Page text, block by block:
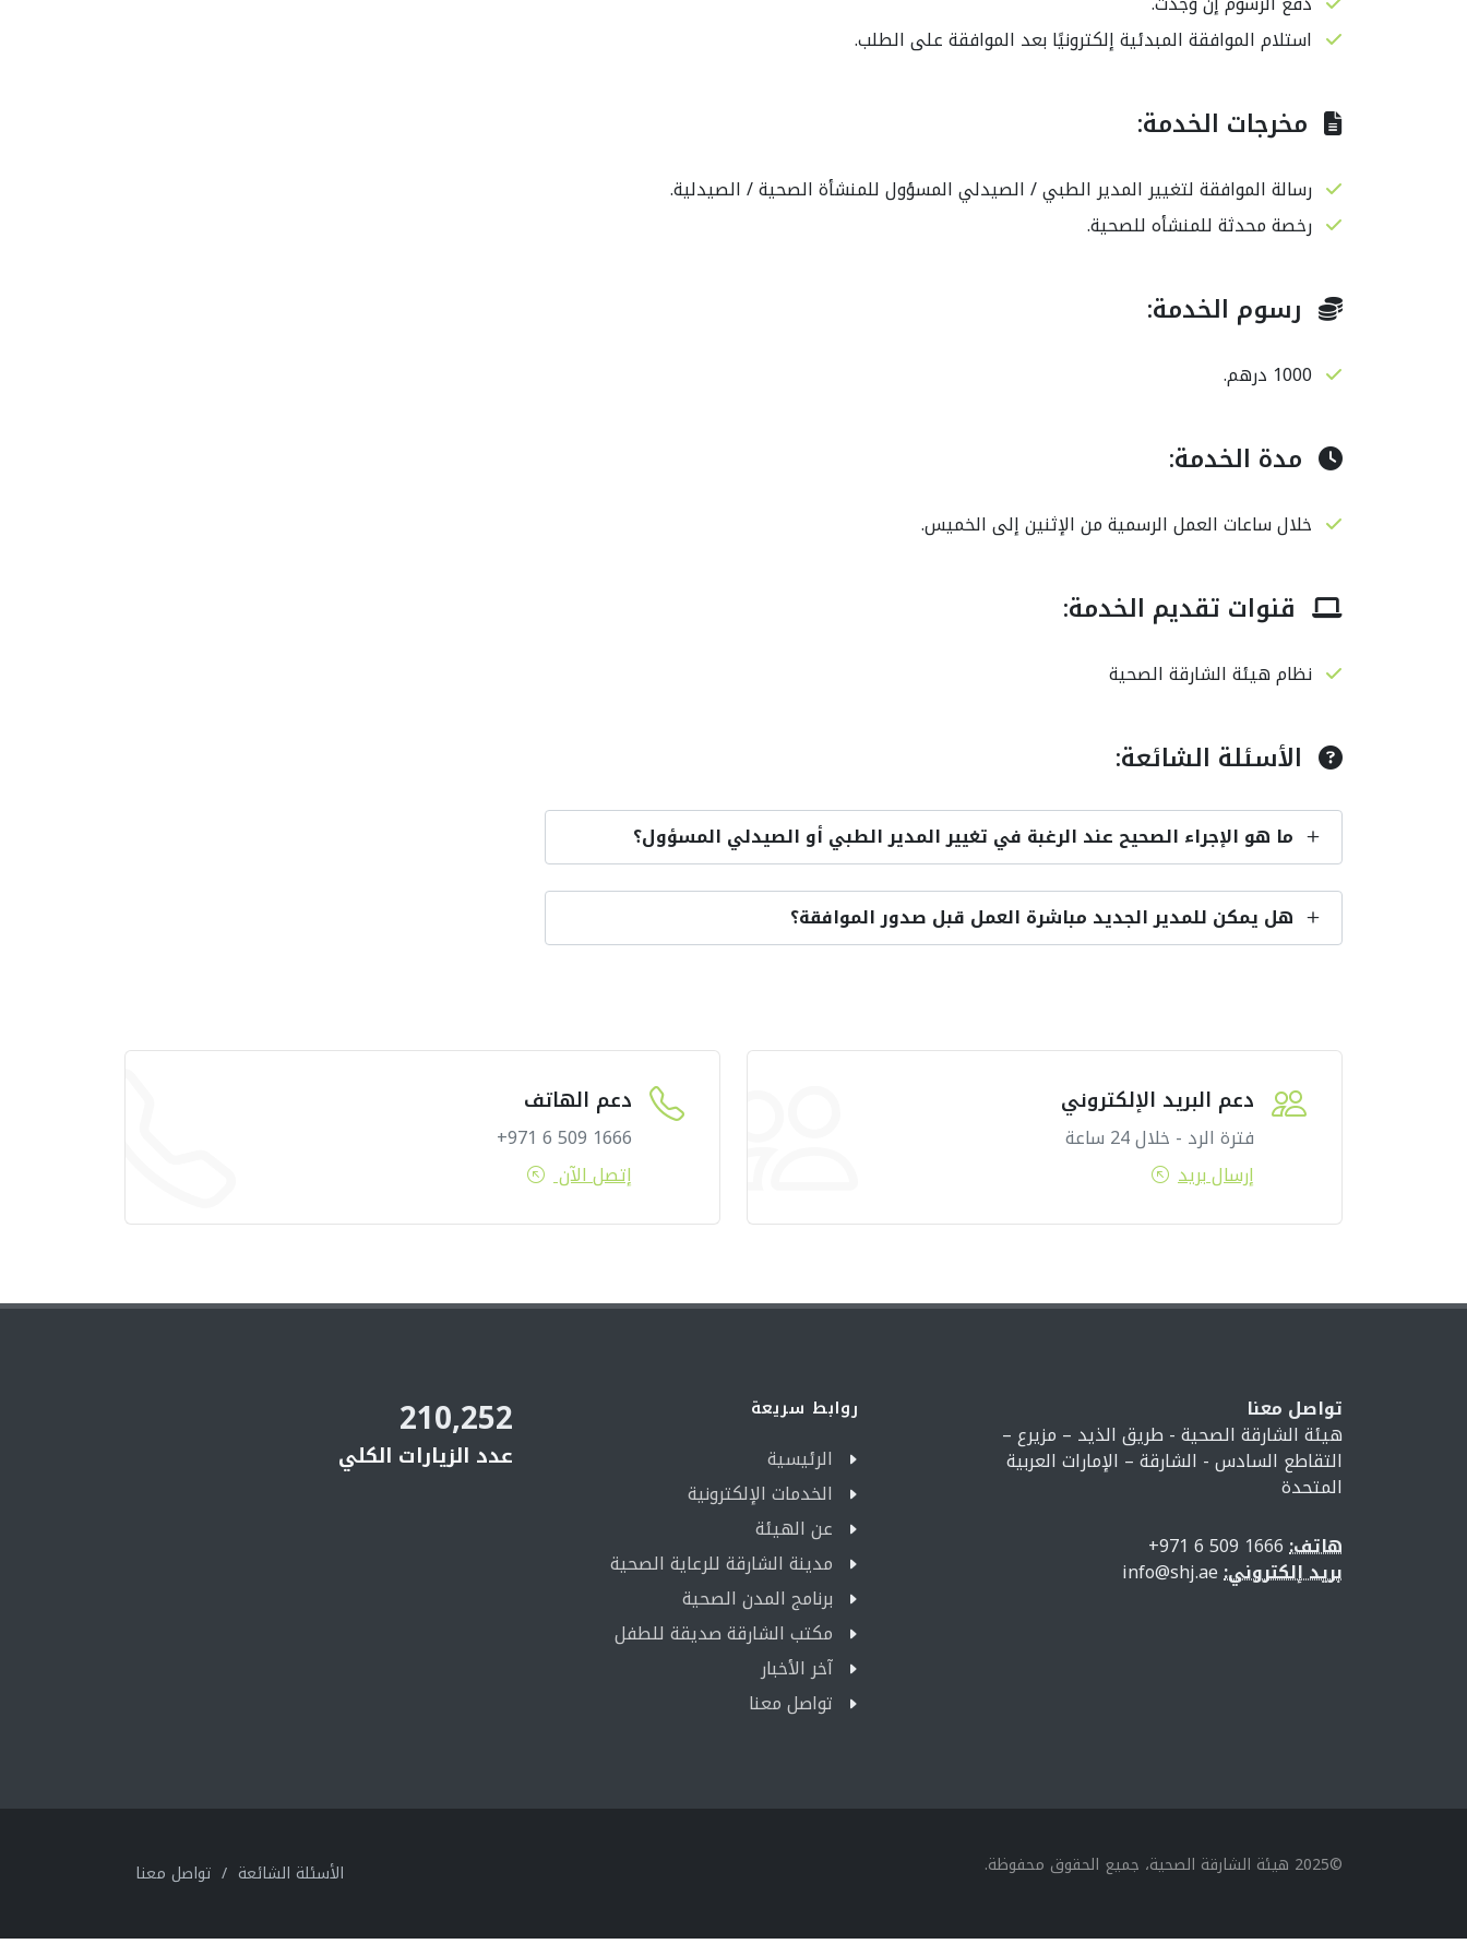
استلام الموافقة المبدئية إلكترونيًا بعد الموافقة على الطلب.
مخرجات الخدمة:
رسالة الموافقة لتغيير المدير الطبي / الصيدلي المسؤول للمنشأة الصحية / الصيدلية.
رخصة محدثة للمنشأه للصحية.
رسوم الخدمة:
1000 درهم.
مدة الخدمة:
خلال ساعات العمل الرسمية من الإثنين إلى الخميس.
قنوات تقديم الخدمة:
نظام هيئة الشارقة الصحية
الأسئلة الشائعة:
ما هو الإجراء الصحيح عند الرغبة في تغيير المدير الطبي أو الصيدلي المسؤول؟
هل يمكن للمدير الجديد مباشرة العمل قبل صدور الموافقة؟
دعم البريد الإلكتروني
فترة الرد - خلال 24 ساعة
إرسال بريد
دعم الهاتف
1666 509 6 971+
إتصل الآن
تواصل معنا
هيئة الشارقة الصحية - طريق الذيد – مزيرع –
التقاطع السادس - الشارقة – الإمارات العربية
المتحدة
هاتف:
بريد إلكتروني:
روابط سريعة
الرئيسية
الخدمات الإلكترونية
عن الهيئة
مدينة الشارقة للرعاية الصحية
برنامج المدن الصحية
مكتب الشارقة صديقة للطفل
آخر الأخبار
تواصل معنا
210,252
عدد الزيارات الكلي
©2025 هيئة الشارقة الصحية، جميع الحقوق محفوظة. الأسئلة الشائعة / تواصل معنا